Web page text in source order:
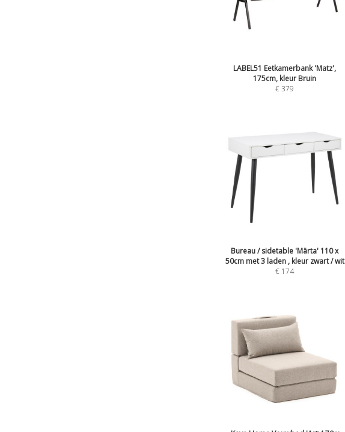
LABEL51 Eetkamerbank 'Matz',
175cm, kleur Bruin
€379
Bureau / sidetable 'Märta' 110 x
50cm met 3 laden , kleur zwart / wit
€ 174